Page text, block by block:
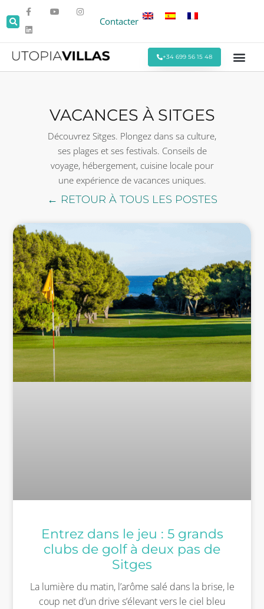
Contacter
+34 699 56 15 48
VACANCES À SITGES
Découvrez Sitges. Plongez dans sa culture,
ses plages et ses festivals. Conseils de
voyage, hébergement, cuisine locale pour
une expérience de vacances uniques.
← RETOUR À TOUS LES POSTES
Entrez dans le jeu : 5 grands
clubs de golf à deux pas de
Sitges
La lumière du matin, l’arôme salé dans la brise, le
coup net d’un drive s’élevant vers le ciel bleu